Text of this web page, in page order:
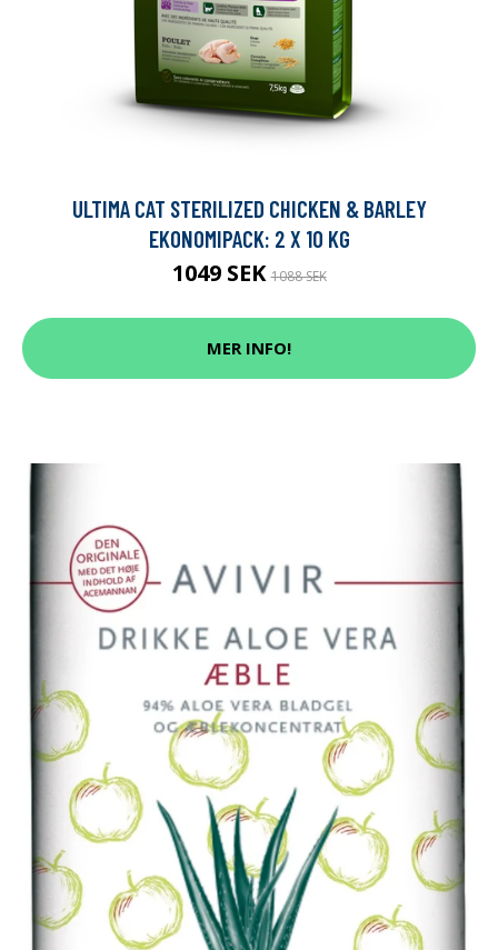
ULTIMA CAT STERILIZED CHICKEN & BARLEY
EKONOMIPACK: 2 X 10 KG
1049 SEK1088 SEK
MER INFO!